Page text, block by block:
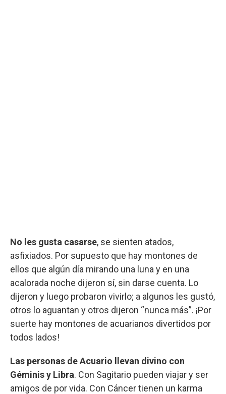
No les gusta casarse, se sienten atados,
asfixiados. Por supuesto que hay montones de
ellos que algún día mirando una luna y en una
acalorada noche dijeron sí, sin darse cuenta. Lo
dijeron y luego probaron vivirlo; a algunos les gustó,
otros lo aguantan y otros dijeron “nunca más”. ¡Por
suerte hay montones de acuarianos divertidos por
todos lados!
Las personas de Acuario llevan divino con
Géminis y Libra. Con Sagitario pueden viajar y ser
amigos de por vida. Con Cáncer tienen un karma